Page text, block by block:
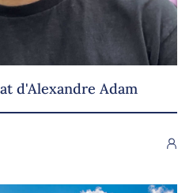
d'Alexandre Adam